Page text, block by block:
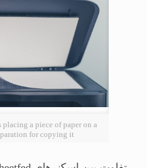
a piece of paper on a
for copying it